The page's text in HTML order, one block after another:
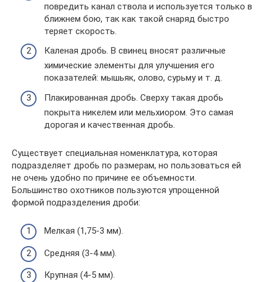
повредить канал ствола и используется только в
ближнем бою, так как такой снаряд быстро
теряет скорость.
Каленая дробь. В свинец вносят различные
химические элементы для улучшения его
показателей: мышьяк, олово, сурьму и т. д.
Плакированная дробь. Сверху такая дробь
покрыта никелем или мельхиором. Это самая
дорогая и качественная дробь.
Существует специальная номенклатура, которая
подразделяет дробь по размерам, но пользоваться ей
не очень удобно по причине ее объемности.
Большинство охотников пользуются упрощенной
формой подразделения дроби:
Мелкая (1,75-3 мм).
Средняя (3-4 мм).
Крупная (4-5 мм).